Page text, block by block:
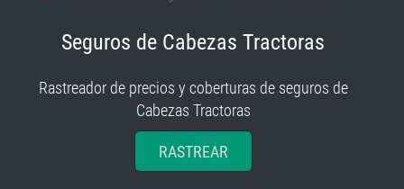
Seguros de Cabezas Tractoras
Rastreador de precios y coberturas de seguros de
Cabezas Tractoras
RASTREAR